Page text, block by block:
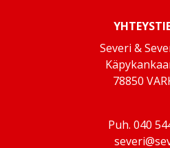
Severi &
78850
Puh. 040